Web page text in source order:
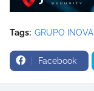
Tags: GRUPO INOVA
Facebook